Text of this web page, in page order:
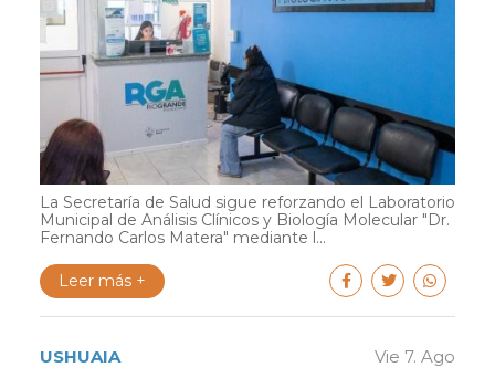
La Secretaría de Salud sigue reforzando el Laboratorio
Municipal de Análisis Clínicos y Biología Molecular "Dr.
Fernando Carlos Matera" mediante l...
Leer más +
USHUAIA Vie 7. Ago